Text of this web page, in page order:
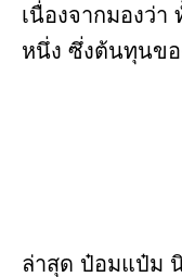
เนื่องจากมองว่
หนึ่ง ซึ่งต้นทุนขอ
ล่าสุด ป๋อมแป๋ม